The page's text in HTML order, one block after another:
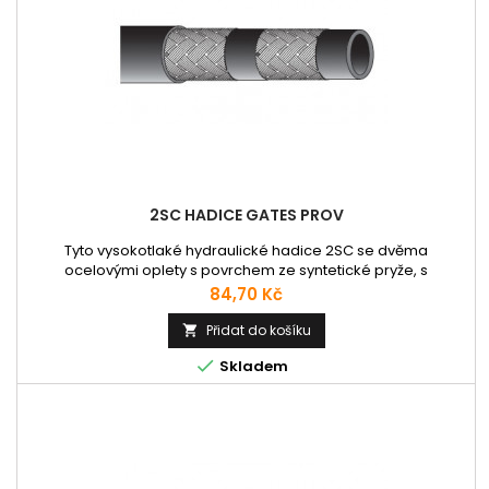
2SC HADICE GATES PROV
Tyto vysokotlaké hydraulické hadice 2SC se dvěma
ocelovými oplety s povrchem ze syntetické pryže, s
excelentním rádiusem ohybu a nízkou hmotností,
odpovídající normám EN 857 2SC, ISO 11237-1 2SC, SAE 100 R16.
Hadicovina: Gates série PRO V Použití: Hadice vhodná pro
minerální, rostlinné oleje a glykoly, syntetické oleje, vodní
emulze, vakuum....
Cena
84,70 Kč
 Přidat do košíku
 Skladem